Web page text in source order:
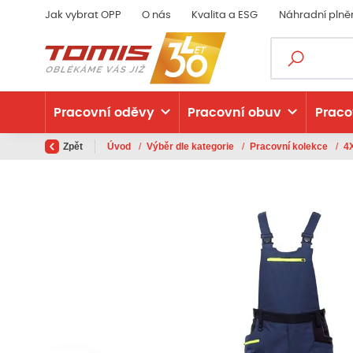
Jak vybrat OPP O nás Kvalita a ESG Náhradní
Pracovní oděvy Pracovní obuv
Zpět Úvod / Výběr dle kategorie / Pracovní kolekce /